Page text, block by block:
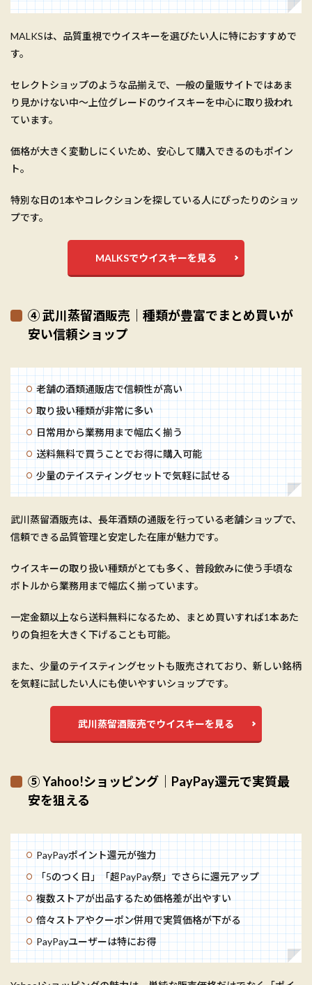
MALKSは、品質重視でウイスキーを選びたい人に特におすすめで
す。
セレクトショップのような品揃えで、一般の量販サイトではあま
り見かけない中〜上位グレードのウイスキーを中心に取り扱われ
ています。
価格が大きく変動しにくいため、安心して購入できるのもポイン
ト。
特別な日の1本やコレクションを探している人にぴったりのショッ
プです。
MALKSでウイスキーを見る
④ 武川蒸留酒販売｜種類が豊富でまとめ買いが
安い信頼ショップ
老舗の酒類通販店で信頼性が高い
取り扱い種類が非常に多い
日常用から業務用まで幅広く揃う
送料無料で買うことでお得に購入可能
少量のテイスティングセットで気軽に試せる
武川蒸留酒販売は、長年酒類の通販を行っている老舗ショップで、
信頼できる品質管理と安定した在庫が魅力です。
ウイスキーの取り扱い種類がとても多く、普段飲みに使う手頃な
ボトルから業務用まで幅広く揃っています。
一定金額以上なら送料無料になるため、まとめ買いすれば1本あた
りの負担を大きく下げることも可能。
また、少量のテイスティングセットも販売されており、新しい銘柄
を気軽に試したい人にも使いやすいショップです。
武川蒸留酒販売でウイスキーを見る
⑤ Yahoo!ショッピング｜PayPay還元で実質最
安を狙える
PayPayポイント還元が強力
「5のつく日」「超PayPay祭」でさらに還元アップ
複数ストアが出品するため価格差が出やすい
倍々ストアやクーポン併用で実質価格が下がる
PayPayユーザーは特にお得